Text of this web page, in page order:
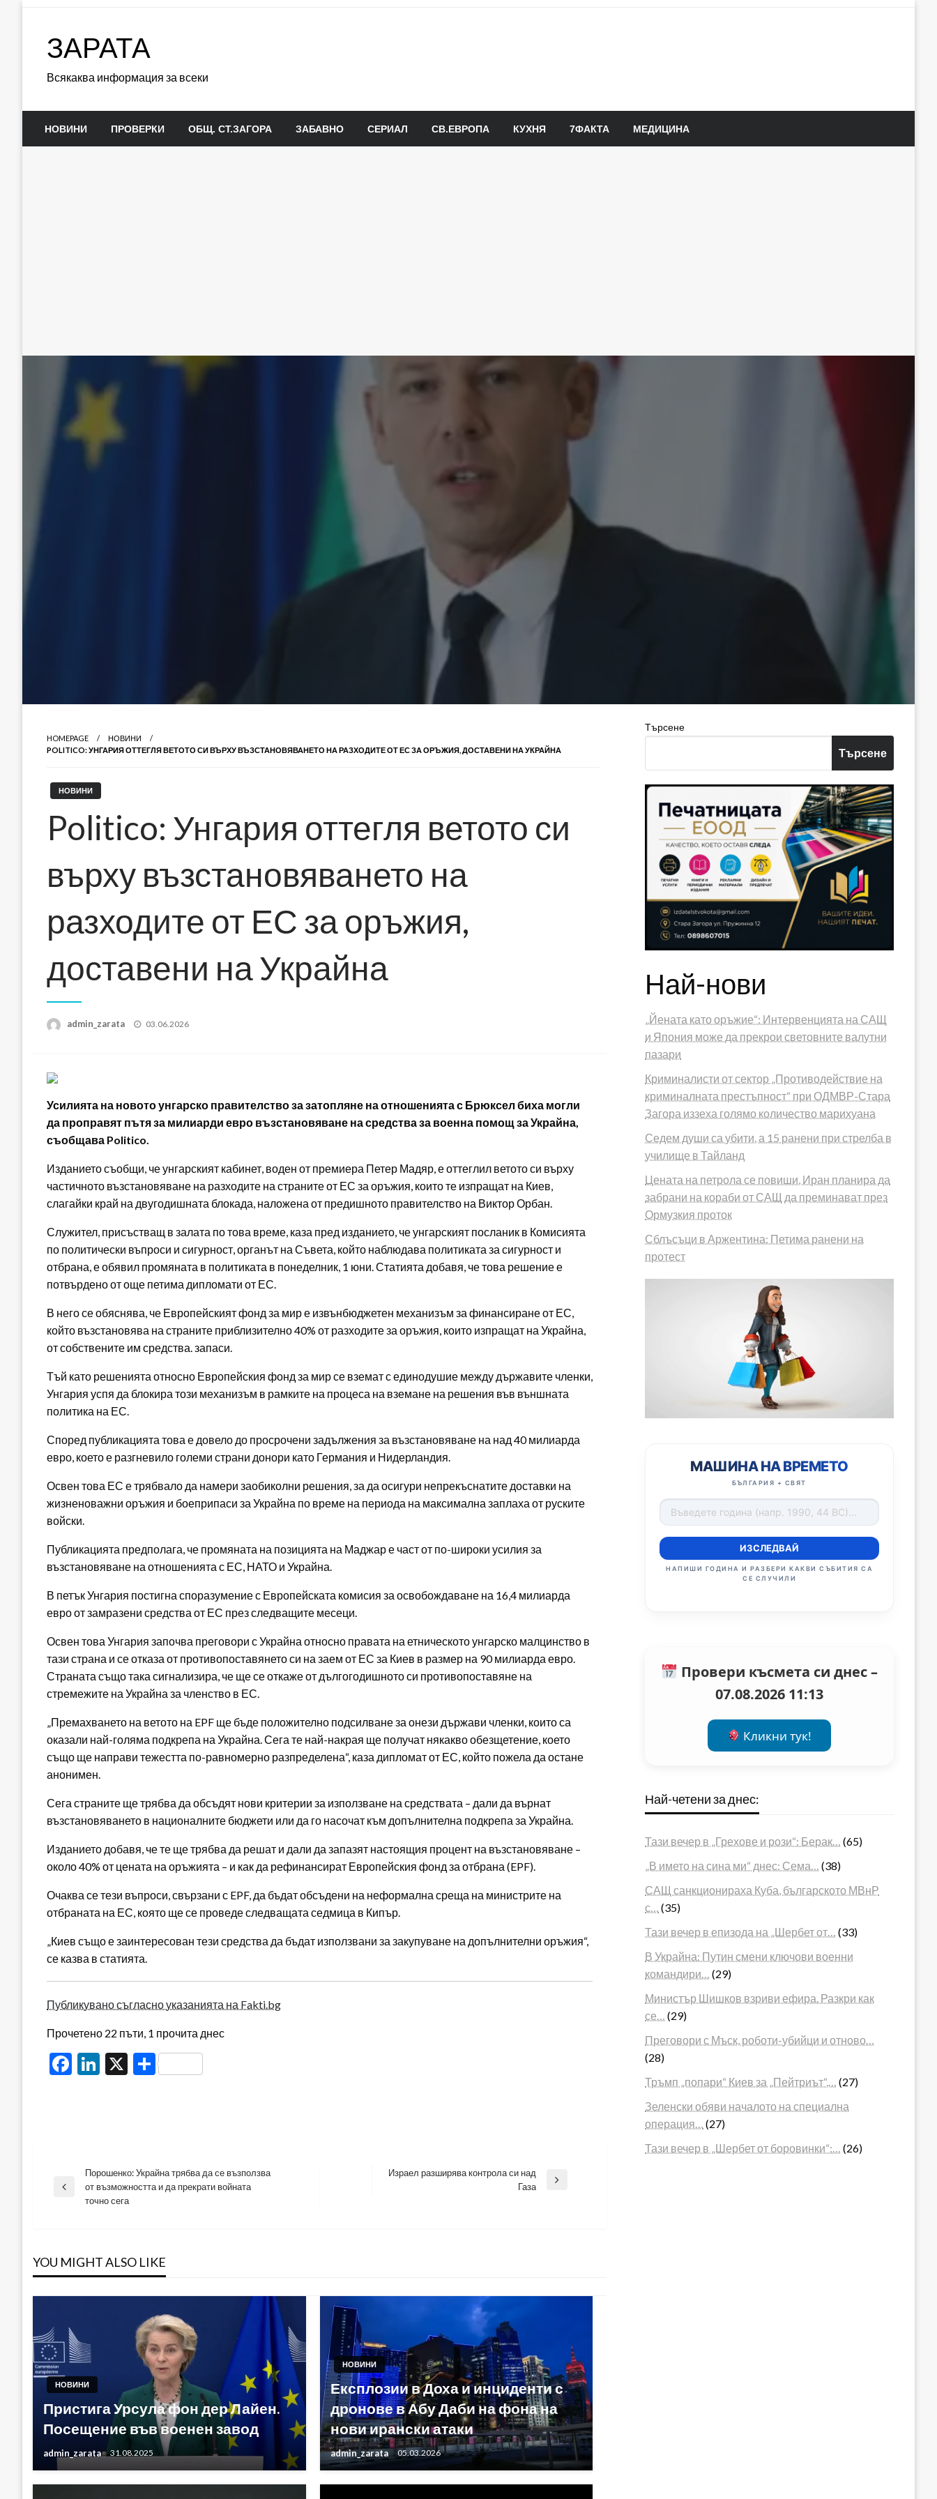
ЗАРАТА
Всякаква информация за всеки
НОВИНИ ПРОВЕРКИ ОБЩ. СТ.ЗАГОРА ЗАБАВНО СЕРИАЛ СВ.ЕВРОПА КУХНЯ 7ФАКТА МЕДИЦИНА
HOMEPAGE
НОВИНИ
POLITICO: УНГАРИЯ ОТТЕГЛЯ ВЕТОТО СИ ВЪРХУ ВЪЗСТАНОВЯВАНЕТО НА РАЗХОДИТЕ ОТ ЕС ЗА ОРЪЖИЯ, ДОСТАВЕНИ НА УКРАЙНА
НОВИНИ
Politico: Унгария оттегля ветото си
върху възстановяването на
разходите от ЕС за оръжия,
доставени на Украйна
admin_zarata
Posted
03.06.2026
Усилията на новото унгарско правителство за затопляне на отношенията с Брюксел биха могли
да проправят пътя за милиарди евро възстановяване на средства за военна помощ за Украйна,
съобщава Politico.
Изданието съобщи, че унгарският кабинет, воден от премиера Петер Мадяр, е оттеглил ветото си върху
частичното възстановяване на разходите на страните от ЕС за оръжия, които те изпращат на Киев,
слагайки край на двугодишната блокада, наложена от предишното правителство на Виктор Орбан.
Служител, присъстващ в залата по това време, каза пред изданието, че унгарският посланик в Комисията
по политически въпроси и сигурност, органът на Съвета, който наблюдава политиката за сигурност и
отбрана, е обявил промяната в политиката в понеделник, 1 юни. Статията добавя, че това решение е
потвърдено от още петима дипломати от ЕС.
В него се обяснява, че Европейският фонд за мир е извънбюджетен механизъм за финансиране от ЕС,
който възстановява на страните приблизително 40% от разходите за оръжия, които изпращат на Украйна,
от собствените им средства. запаси.
Тъй като решенията относно Европейския фонд за мир се вземат с единодушие между държавите членки,
Унгария успя да блокира този механизъм в рамките на процеса на вземане на решения във външната
политика на ЕС.
Според публикацията това е довело до просрочени задължения за възстановяване на над 40 милиарда
евро, което е разгневило големи страни донори като Германия и Нидерландия.
Освен това ЕС е трябвало да намери заобиколни решения, за да осигури непрекъснатите доставки на
жизненоважни оръжия и боеприпаси за Украйна по време на периода на максимална заплаха от руските
войски.
Публикацията предполага, че промяната на позицията на Маджар е част от по-широки усилия за
възстановяване на отношенията с ЕС, НАТО и Украйна.
В петък Унгария постигна споразумение с Европейската комисия за освобождаване на 16,4 милиарда
евро от замразени средства от ЕС през следващите месеци.
Освен това Унгария започва преговори с Украйна относно правата на етническото унгарско малцинство в
тази страна и се отказа от противопоставянето си на заем от ЕС за Киев в размер на 90 милиарда евро.
Страната също така сигнализира, че ще се откаже от дългогодишното си противопоставяне на
стремежите на Украйна за членство в ЕС.
„Премахването на ветото на EPF ще бъде положително подсилване за онези държави членки, които са
оказали най-голяма подкрепа на Украйна. Сега те най-накрая ще получат някакво обезщетение, което
също ще направи тежестта по-равномерно разпределена“, каза дипломат от ЕС, който пожела да остане
анонимен.
Сега страните ще трябва да обсъдят нови критерии за използване на средствата – дали да върнат
възстановяването в националните бюджети или да го насочат към допълнителна подкрепа за Украйна.
Изданието добавя, че те ще трябва да решат и дали да запазят настоящия процент на възстановяване –
около 40% от цената на оръжията – и как да рефинансират Европейския фонд за отбрана (EPF).
Очаква се тези въпроси, свързани с EPF, да бъдат обсъдени на неформална среща на министрите на
отбраната на ЕС, която ще се проведе следващата седмица в Кипър.
„Киев също е заинтересован тези средства да бъдат използвани за закупуване на допълнителни оръжия“,
се казва в статията.
Публикувано съгласно указанията на Fakti.bg
Прочетено 22 пъти, 1 прочита днес
Facebook
LinkedIn
X Share
Навигация
Previous
Порошенко: Украйна трябва да се възползва
от възможността и да прекрати войната
точно сега
Израел разширява контрола си над
Газа
YOU MIGHT ALSO LIKE
НОВИНИ
Пристига Урсула фон дер Лайен.
Посещение във военен завод
admin_zarata 31.08.2025
НОВИНИ
Експлозии в Доха и инциденти с
дронове в Абу Даби на фона на
нови ирански атаки
admin_zarata 05.03.2026
Търсене
Търсене
Най-нови
„Йената като оръжие“: Интервенцията на САЩ
и Япония може да прекрои световните валутни
пазари
Криминалисти от сектор „Противодействие на
криминалната престъпност“ при ОДМВР-Стара
Загора иззеха голямо количество марихуана
Седем души са убити, а 15 ранени при стрелба в
училище в Тайланд
Цената на петрола се повиши, Иран планира да
забрани на кораби от САЩ да преминават през
Ормузкия проток
Сблъсъци в Аржентина: Петима ранени на
протест
МАШИНА НА ВРЕМЕТО
БЪЛГАРИЯ + СВЯТ
ИЗСЛЕДВАЙ
НАПИШИ ГОДИНА И РАЗБЕРИ КАКВИ СЪБИТИЯ СА
СЕ СЛУЧИЛИ
Провери късмета си днес –
07.08.2026 11:13
Кликни тук!
Най-четени за днес:
Тази вечер в „Грехове и рози“: Берак…
(65)
„В името на сина ми“ днес: Сема…
(38)
САЩ санкционираха Куба, българското МВнР
с…
(35)
Тази вечер в епизода на „Шербет от…
(33)
В Украйна: Путин смени ключови военни
командири…
(29)
Министър Шишков взриви ефира. Разкри как
се…
(29)
Преговори с Мъск, роботи-убийци и отново…
(28)
Тръмп „попари“ Киев за „Пейтриът“,…
(27)
Зеленски обяви началото на специална
операция…
(27)
Тази вечер в „Шербет от боровинки“:…
(26)